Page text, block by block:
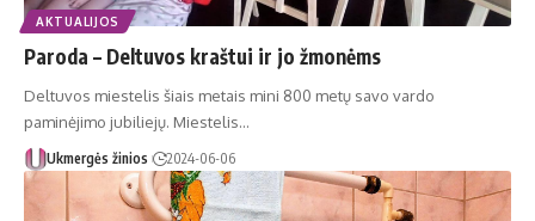
AKTUALIJOS
Paroda – Deltuvos kraštui ir jo žmonėms
Deltuvos miestelis šiais metais mini 800 metų savo vardo
paminėjimo jubiliejų. Miestelis…
Ukmergės žinios 2024-06-06